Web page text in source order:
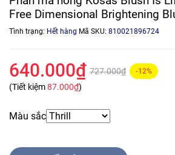
Free Dimensional Brightening
Tình trạng: Hết hàng Mã SKU: 810021896724
640.000₫ 727.000₫ -12%
(Tiết kiệm87.000₫)
Màu sắc